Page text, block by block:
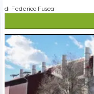
di Federico Fusca